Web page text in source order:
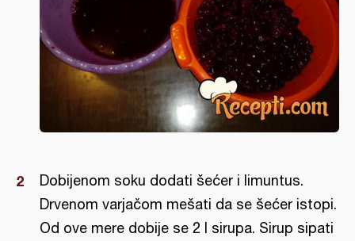
Dobijenom soku dodati šećer i limuntus.
Drvenom varjačom mešati da se šećer istopi.
Od ove mere dobije se 2 l sirupa. Sirup sipati